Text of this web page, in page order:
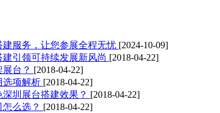
服务，让您参展全程无忧 [2024-10-09]
引领可持续发展新风尚 [2018-04-22]
台？ [2018-04-22]
选项解析 [2018-04-22]
圳展台搭建效果？ [2018-04-22]
么选？ [2018-04-22]